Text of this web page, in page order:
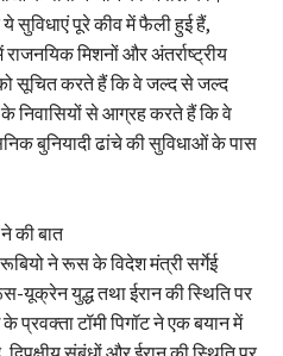
सुविधाएं पूरे कीव में फैली हुई हैं,
मिशनों और अंतर्राष्ट्रीय
सूचित करते हैं कि वे जल्द से जल्द
निवासियों से आग्रह करते हैं कि वे
बुनियादी ढांचे की सुविधाओं के पास
की बात
रूबियो ने रूस के विदेश मंत्री सर्गेई
यूक्रेन युद्ध तथा ईरान की स्थिति पर
प्रवक्ता टॉमी पिगॉट ने एक बयान में